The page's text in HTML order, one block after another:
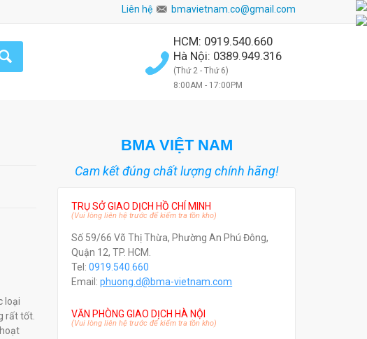
Liên hệ bmavietnam.co@gmail.com
HCM: 0919.540.660
Hà Nội: 0389.949.316
(Thứ 2 - Thứ 6)
8:00AM - 17:00PM
loại
rất tốt.
BMA VIỆT NAM
Cam kết đúng chất lượng chính hãng!
TRỤ SỞ GIAO DỊCH HỒ CHÍ MINH
(Vui lòng liên hệ trước để kiểm tra tồn kho)
Số 59/66 Võ Thị Thừa, Phường An Phú Đông,
Quận 12, TP. HCM.
Tel:0919.540.660
Email:phuong.d@bma-vietnam.com
VĂN PHÒNG GIAO DỊCH HÀ NỘI
(Vui lòng liên hệ trước để kiểm tra tồn kho)